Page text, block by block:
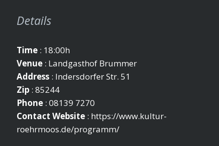
Details
Time : 18:00h
Venue : Landgasthof Brummer
Address : Indersdorfer Str. 51
Zip : 85244
Phone : 08139 7270
Contact Website : https://www.kultur-
roehrmoos.de/programm/